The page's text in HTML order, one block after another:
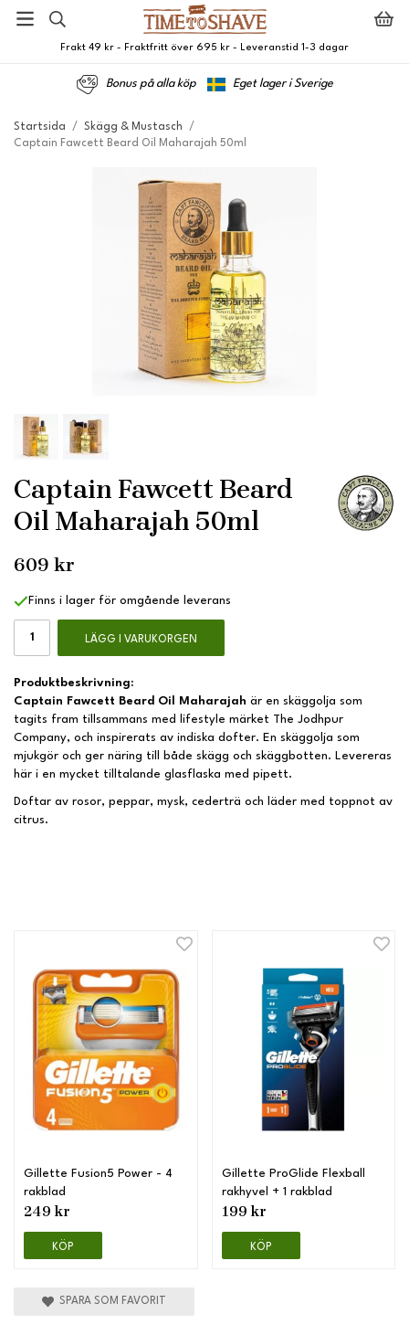
Frakt 49 kr - Fraktfritt över 695 kr - Leveranstid 1-3 dagar
Bonus på alla köp Eget lager i Sverige
Startsida / Skägg & Mustasch
/
Captain Fawcett Beard Oil Maharajah 50ml
Captain Fawcett Beard
Oil Maharajah 50ml
609 kr
Finns i lager för omgående leverans
LÄGG I VARUKORGEN
Produktbeskrivning:
Captain Fawcett Beard Oil Maharajah är en skäggolja som
tagits fram tillsammans med lifestyle märket The Jodhpur
Company, och inspirerats av indiska dofter. En skäggolja som
mjukgör och ger näring till både skägg och skäggbotten. Levereras
här i en mycket tilltalande glasflaska med pipett.
Doftar av rosor, peppar, mysk, cederträ och läder med toppnot av
citrus.
Gillette Fusion5 Power - 4
rakblad
249 kr
KÖP
Gillette ProGlide Flexball
rakhyvel + 1 rakblad
199 kr
KÖP
SPARA SOM FAVORIT